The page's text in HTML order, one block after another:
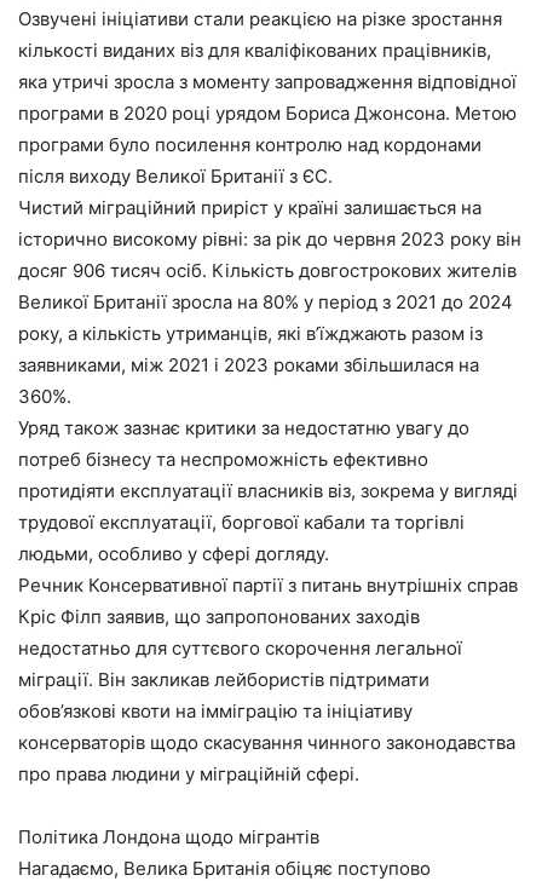
Озвучені ініціативи стали реакцією на різке зростання
кількості виданих віз для кваліфікованих працівників,
яка утричі зросла з моменту запровадження відповідної
програми в 2020 році урядом Бориса Джонсона. Метою
програми було посилення контролю над кордонами
після виходу Великої Британії з ЄС.
Чистий міграційний приріст у країні залишається на
історично високому рівні: за рік до червня 2023 року він
досяг 906 тисяч осіб. Кількість довгострокових жителів
Великої Британії зросла на 80% у період з 2021 до 2024
року, а кількість утриманців, які в’їжджають разом із
заявниками, між 2021 і 2023 роками збільшилася на
360%.
Уряд також зазнає критики за недостатню увагу до
потреб бізнесу та неспроможність ефективно
протидіяти експлуатації власників віз, зокрема у вигляді
трудової експлуатації, боргової кабали та торгівлі
людьми, особливо у сфері догляду.
Речник Консервативної партії з питань внутрішніх справ
Кріс Філп заявив, що запропонованих заходів
недостатньо для суттєвого скорочення легальної
міграції. Він закликав лейбористів підтримати
обов’язкові квоти на імміграцію та ініціативу
консерваторів щодо скасування чинного законодавства
про права людини у міграційній сфері.
Політика Лондона щодо мігрантів
Нагадаємо, Велика Британія обіцяє поступово